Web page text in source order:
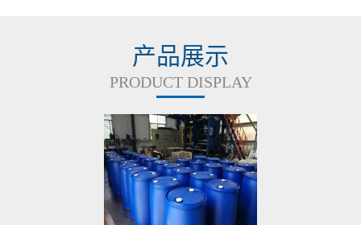
产品展示
PRODUCT DISPLAY